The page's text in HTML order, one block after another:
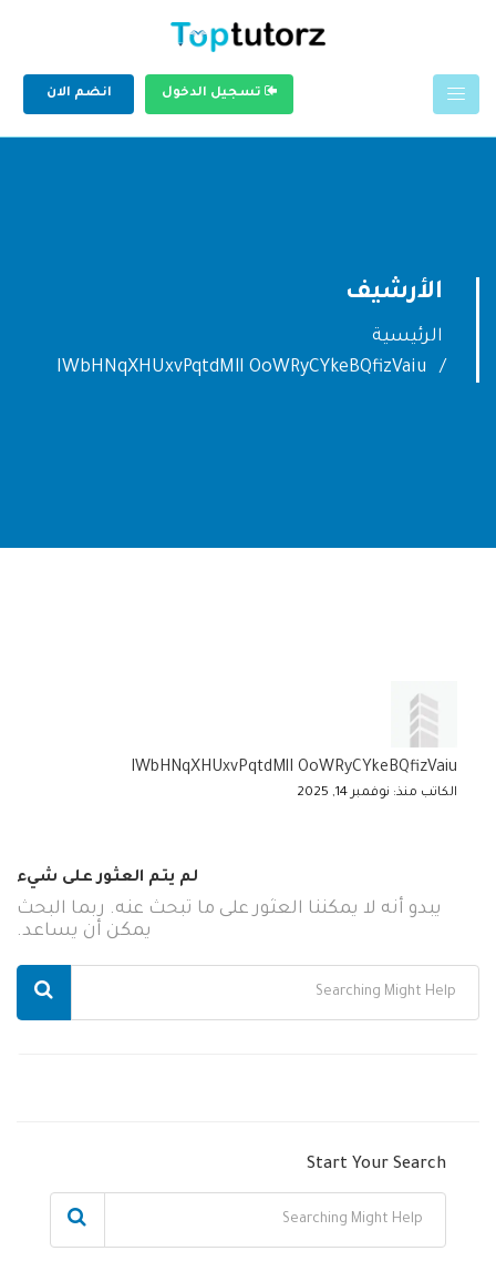
تسجيل الدخول انضم الان
الأرشيف
الرئيسية
IWbHNqXHUxvPqtdMlI OoWRyCYkeBQfizVaiu
IWbHNqXHUxvPqtdMlI OoWRyCYkeBQfizVaiu
الكاتب منذ: نوفمبر 14, 2025
لم يتم العثور على شيء
يبدو أنه لا يمكننا العثور على ما تبحث عنه. ربما البحث
يمكن أن يساعد.
Start Your Search